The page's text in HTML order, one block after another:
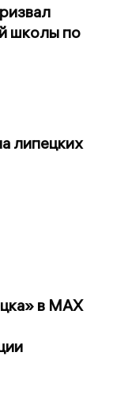
школы по
липецких
в MAX